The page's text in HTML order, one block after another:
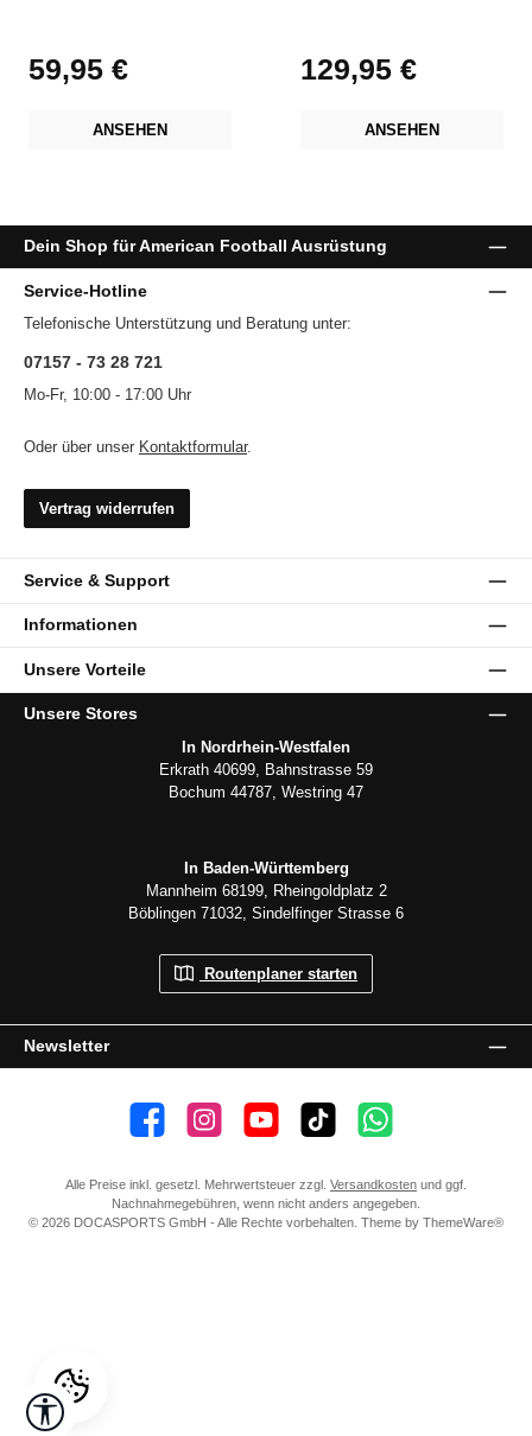
Regulärer Preis:
59,95 €
ANSEHEN
Regulärer Preis:
129,95 €
ANSEHEN
Dein Shop für American Football Ausrüstung
Service-Hotline
Telefonische Unterstützung und Beratung unter:
07157 - 73 28 721
Mo-Fr, 10:00 - 17:00 Uhr
Oder über unser Kontaktformular.
Vertrag widerrufen
Service & Support
Informationen
Unsere Vorteile
Newsletter
Unsere Stores
In Nordrhein-Westfalen
Erkrath 40699, Bahnstrasse 59
Bochum 44787, Westring 47
In Baden-Württemberg
Mannheim 68199, Rheingoldplatz 2
Böblingen 71032, Sindelfinger Strasse 6
Routenplaner starten
👍 4.500 Gefällt mir📸 38.000 Follower📺 20 Abonnenten🎵1.800 FollowerKanal abonnieren
Alle Preise inkl. gesetzl. Mehrwertsteuer zzgl. Versandkosten und ggf.
Nachnahmegebühren, wenn nicht anders angegeben.
© 2026 DOCASPORTS GmbH - Alle Rechte vorbehalten. Theme by ThemeWare®
Werkzeugleiste anzeigen